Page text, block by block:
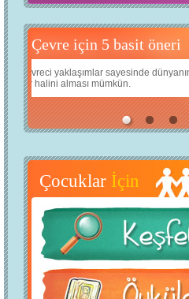
basit öneri
iyi bir
Daha iyi bir dünya
Çocuklarımıza daha
teknolojiden nasıl
Çocuklar İçin